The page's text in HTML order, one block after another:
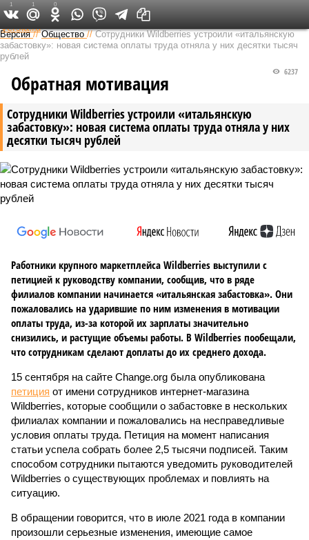
Федеральный выпуск
Версия //Общество //Сотрудники Wildberries устроили «итальянскую
забастовку»: новая система оплаты труда отняла у них десятки тысяч
рублей
Сотрудники Wildberries устроили «итальянскую
забастовку»: новая система оплаты труда отняла у них
десятки тысяч рублей
6237
Обратная мотивация
Работники крупного маркетплейса Wildberries выступили с
петицией к руководству компании, сообщив, что в ряде
филиалов компании начинается «итальянская забастовка». Они
пожаловались на ударившие по ним изменения в мотивации
оплаты труда, из-за которой их зарплаты значительно
снизились, и растущие объемы работы. В Wildberries пообещали,
что сотрудникам сделают доплаты до их среднего дохода.
15 сентября на сайте Change.org была опубликована
петиция от имени сотрудников интернет-магазина
Wildberries, которые сообщили о забастовке в нескольких
филиалах компании и пожаловались на несправедливые
условия оплаты труда. Петиция на момент написания
статьи успела собрать более 2,5 тысячи подписей. Таким
способом сотрудники пытаются уведомить руководителей
Wildberries о существующих проблемах и повлиять на
ситуацию.
В обращении говорится, что в июле 2021 года в компании
произошли серьезные изменения, имеющие самое
1 1 0